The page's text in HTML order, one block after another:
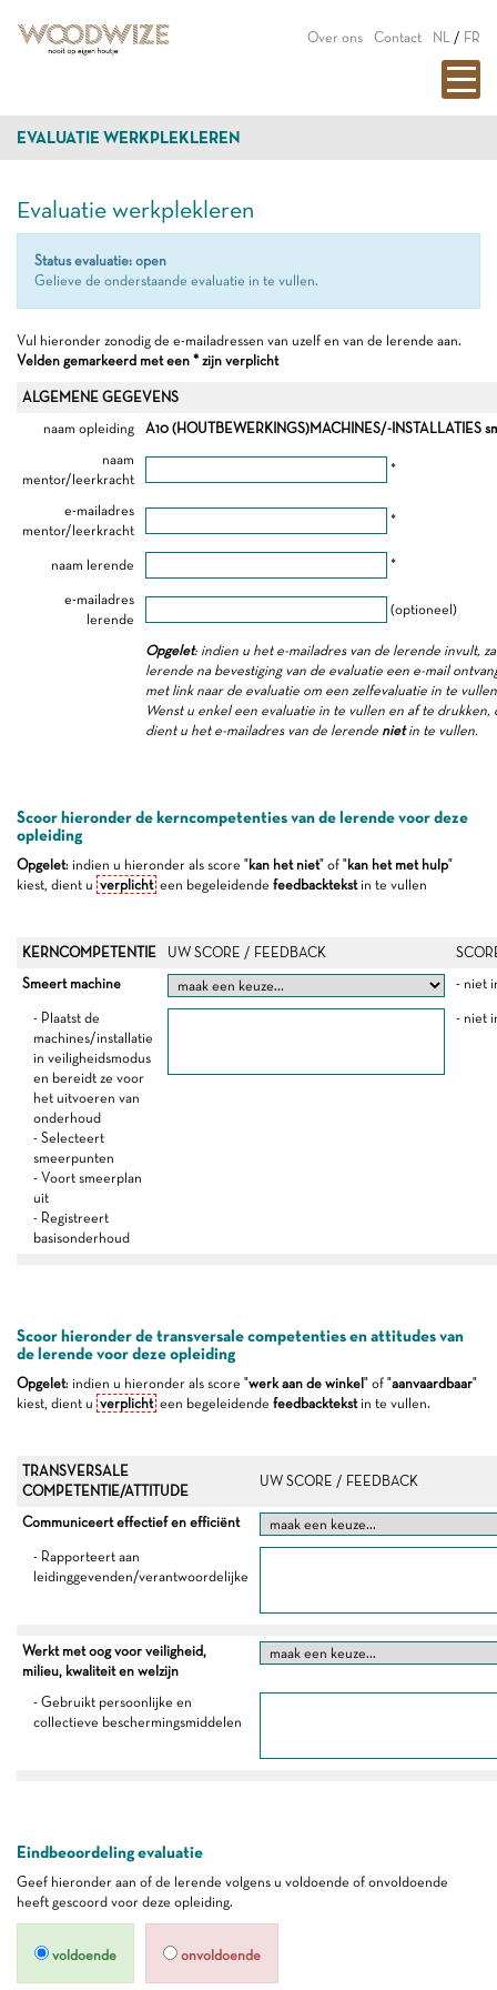
Over ons Contact NL / FR
EVALUATIE WERKPLEKLEREN
Evaluatie werkplekleren
Status evaluatie: open
Gelieve de onderstaande evaluatie in te vullen.
Vul hieronder zonodig de e-mailadressen van uzelf en van de lerende aan.
Velden gemarkeerd met een * zijn verplicht
ALGEMENE GEGEVENS
naam opleiding
A10 (HOUTBEWERKINGS)MACHINES/-INSTALLATIES
naam
mentor/leerkracht
*
e-mailadres
mentor/leerkracht
*
naam lerende *
e-mailadres
lerende
(optioneel)
Opgelet: indien u het e-mailadres van de lerende invult,
lerende na bevestiging van de evaluatie een e-mail
met link naar de evaluatie om een zelfevaluatie in te
Wenst u enkel een evaluatie in te vullen en af te drukken,
dient u het e-mailadres van de lerende nietin te vullen.
Scoor hieronder de kerncompetenties van de lerende voor deze
opleiding
Opgelet: indien u hieronder als score "kan het niet" of "kan het met hulp"
kiest, dient u verplicht een begeleidende feedbacktekstin te vullen
KERNCOMPETENTIE UW SCORE / FEEDBACK
Smeert machine
- niet
- Plaatst de
machines/installatie
in veiligheidsmodus
en bereidt ze voor
het uitvoeren van
onderhoud
- Selecteert
smeerpunten
- Voort smeerplan
uit
- Registreert
basisonderhoud
- niet
Scoor hieronder de transversale competenties en attitudes van
de lerende voor deze opleiding
Opgelet: indien u hieronder als score "werk aan de winkel " of "aanvaardbaar"
kiest, dient u verplicht een begeleidende feedbacktekstin te vullen.
TRANSVERSALE
COMPETENTIE/ATTITUDE
UW SCORE / FEEDBACK
Communiceert effectief en efficiënt
- Rapporteert aan
leidinggevenden/verantwoordelijke
Werkt met oog voor veiligheid,
milieu, kwaliteit en welzijn
- Gebruikt persoonlijke en
collectieve beschermingsmiddelen
Eindbeoordeling evaluatie
Geef hieronder aan of de lerende volgens u voldoende of onvoldoende
heeft gescoord voor deze opleiding.
voldoende onvoldoende